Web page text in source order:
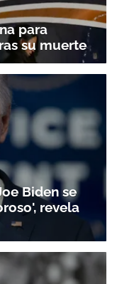
para
su muerte
Biden se
revela